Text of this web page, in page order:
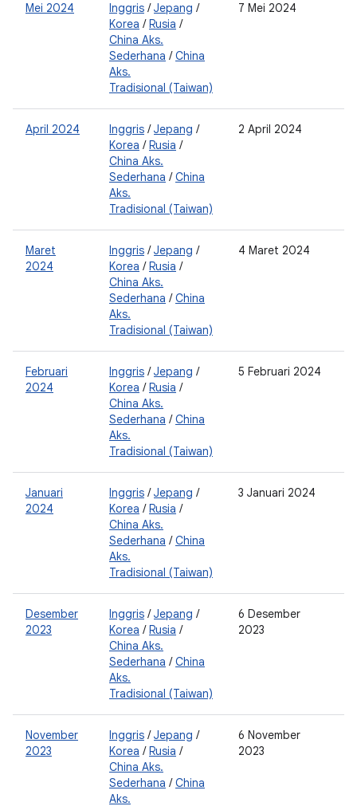
Mei 2024 Inggris /Jepang /
Korea /Rusia /
China Aks.
Sederhana /China
Aks.
Tradisional (Taiwan)
7 Mei 2024
April 2024 Inggris /Jepang /
Korea /Rusia /
China Aks.
Sederhana /China
Aks.
Tradisional (Taiwan)
2 April 2024
Maret
2024
Inggris /Jepang /
Korea /Rusia /
China Aks.
Sederhana /China
Aks.
Tradisional (Taiwan)
4 Maret 2024
Februari
2024
Inggris /Jepang /
Korea /Rusia /
China Aks.
Sederhana /China
Aks.
Tradisional (Taiwan)
5 Februari 2024
Januari
2024
Inggris /Jepang /
Korea /Rusia /
China Aks.
Sederhana /China
Aks.
Tradisional (Taiwan)
3 Januari 2024
Desember
2023
Inggris /Jepang /
Korea /Rusia /
China Aks.
Sederhana /China
Aks.
Tradisional (Taiwan)
6 Desember
2023
November
2023
Inggris /Jepang /
Korea /Rusia /
China Aks.
Sederhana /China
Aks.
6 November
2023